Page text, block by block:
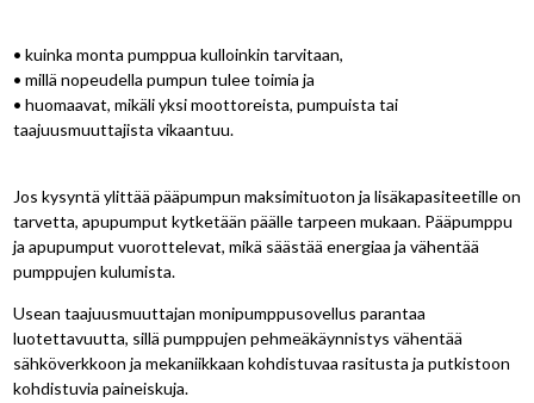
• kuinka monta pumppua kulloinkin tarvitaan,
• millä nopeudella pumpun tulee toimia ja
• huomaavat, mikäli yksi moottoreista, pumpuista tai
taajuusmuuttajista vikaantuu.
Jos kysyntä ylittää pääpumpun maksimituoton ja lisäkapasiteetille on
tarvetta, apupumput kytketään päälle tarpeen mukaan. Pääpumppu
ja apupumput vuorottelevat, mikä säästää energiaa ja vähentää
pumppujen kulumista.
Usean taajuusmuuttajan monipumppusovellus parantaa
luotettavuutta, sillä pumppujen pehmeäkäynnistys vähentää
sähköverkkoon ja mekaniikkaan kohdistuvaa rasitusta ja putkistoon
kohdistuvia paineiskuja.